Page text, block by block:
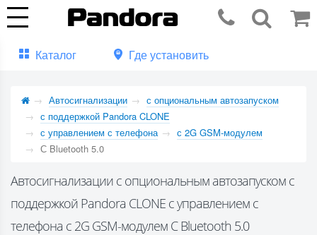
Каталог Где установить
Автосигнализации
с опциональным автозапуском
с поддержкой Pandora CLONE
с управлением с телефона
с 2G GSM-модулем
С Bluetooth 5.0
Автосигнализации с опциональным автозапуском с
поддержкой Pandora CLONE с управлением с
телефона с 2G GSM-модулем С Bluetooth 5.0